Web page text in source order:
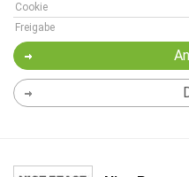
Cookie
Freigabe